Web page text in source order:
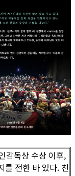
감독상 수상 이후,
를 전한 바 있다. 친